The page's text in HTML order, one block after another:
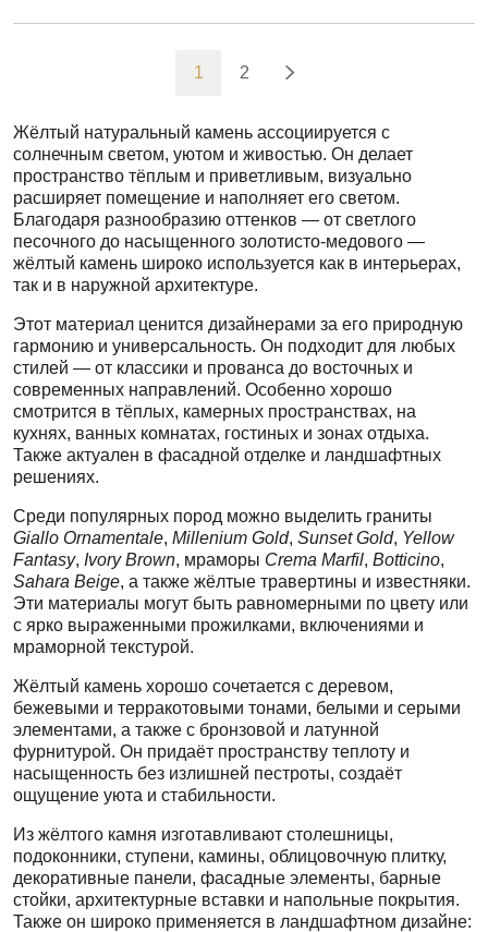
1 2
Жёлтый натуральный камень ассоциируется с
солнечным светом, уютом и живостью. Он делает
пространство тёплым и приветливым, визуально
расширяет помещение и наполняет его светом.
Благодаря разнообразию оттенков — от светлого
песочного до насыщенного золотисто-медового —
жёлтый камень широко используется как в интерьерах,
так и в наружной архитектуре.
Этот материал ценится дизайнерами за его природную
гармонию и универсальность. Он подходит для любых
стилей — от классики и прованса до восточных и
современных направлений. Особенно хорошо
смотрится в тёплых, камерных пространствах, на
кухнях, ванных комнатах, гостиных и зонах отдыха.
Также актуален в фасадной отделке и ландшафтных
решениях.
Среди популярных пород можно выделить граниты
Giallo Ornamentale, Millenium Gold, Sunset Gold, Yellow
Fantasy, Ivory Brown, мраморы Crema Marfil, Botticino,
Sahara Beige, а также жёлтые травертины и известняки.
Эти материалы могут быть равномерными по цвету или
с ярко выраженными прожилками, включениями и
мраморной текстурой.
Жёлтый камень хорошо сочетается с деревом,
бежевыми и терракотовыми тонами, белыми и серыми
элементами, а также с бронзовой и латунной
фурнитурой. Он придаёт пространству теплоту и
насыщенность без излишней пестроты, создаёт
ощущение уюта и стабильности.
Из жёлтого камня изготавливают столешницы,
подоконники, ступени, камины, облицовочную плитку,
декоративные панели, фасадные элементы, барные
стойки, архитектурные вставки и напольные покрытия.
Также он широко применяется в ландшафтном дизайне: